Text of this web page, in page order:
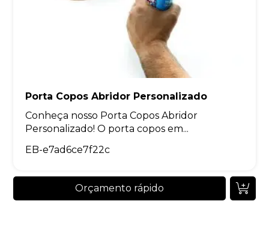
Porta Copos Abridor Personalizado
Conheça nosso Porta Copos Abridor
Personalizado! O porta copos em...
EB-e7ad6ce7f22c
Orçamento rápido